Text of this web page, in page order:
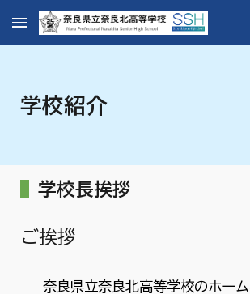
Skip to main content
学校紹介
学校長挨拶
ご挨拶
奈良県立奈良北高等学校のホー